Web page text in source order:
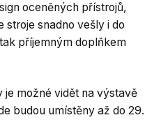
oceněných přístrojů,
stroje snadno vešly i do
příjemným doplňkem
možné vidět na výstavě
budou umístěny až do 29.